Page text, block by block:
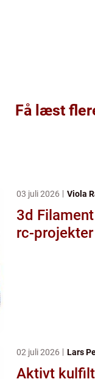
Få læst
03 juli 2026 Viola
3d
rc-projekter
02 juli 2026 Lars
Aktivt